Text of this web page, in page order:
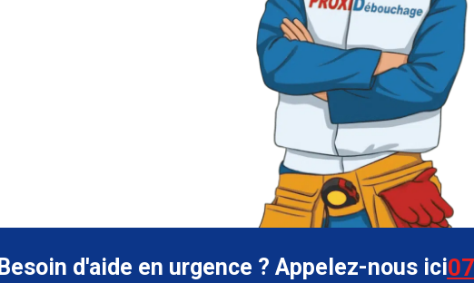
Besoin d'aide en urgence ? Appelez-nous ici